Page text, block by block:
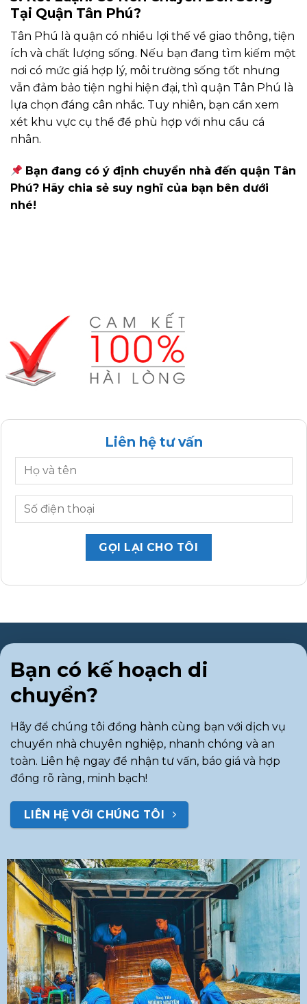
Tại Quận Tân Phú?
Tân Phú là quận có nhiều lợi thế về giao thông, tiện
ích và chất lượng sống. Nếu bạn đang tìm kiếm một
nơi có mức giá hợp lý, môi trường sống tốt nhưng
vẫn đảm bảo tiện nghi hiện đại, thì quận Tân Phú là
lựa chọn đáng cân nhắc. Tuy nhiên, bạn cần xem
xét khu vực cụ thể để phù hợp với nhu cầu cá
nhân.
Bạn đang có ý định chuyển nhà đến quận Tân
Phú? Hãy chia sẻ suy nghĩ của bạn bên dưới
nhé!
Liên hệ tư vấn
Bạn có kế hoạch di
chuyển?
Hãy để chúng tôi đồng hành cùng bạn với dịch vụ
chuyển nhà chuyên nghiệp, nhanh chóng và an
toàn. Liên hệ ngay để nhận tư vấn, báo giá và hợp
đồng rõ ràng, minh bạch!
LIÊN HỆ VỚI CHÚNG TÔI